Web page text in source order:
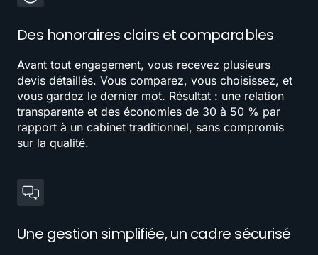
Des honoraires clairs et comparables
Avant tout engagement, vous recevez plusieurs
devis détaillés. Vous comparez, vous choisissez, et
vous gardez le dernier mot. Résultat : une relation
transparente et des économies de 30 à 50 % par
rapport à un cabinet traditionnel, sans compromis
sur la qualité.
Une gestion simplifiée, un cadre sécurisé